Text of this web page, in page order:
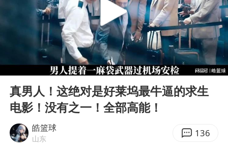
中国父女泰国骑摩托车坠崖1死1伤
网约车司机充电时猝死保险拒赔
周末打虎 宋致远被查
白海豚将正面袭击贯穿浙江
浙江台州《告全体市民书》
多所高校取消艺考
Play
00:00 10:22
真男人！这绝对是好莱坞最牛逼的求生
电影！没有之一！全部高能！
皓篮球
山东 136